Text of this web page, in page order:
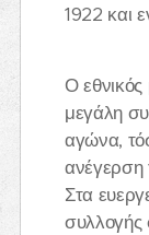
1922 και
Ο εθνικός
μεγάλη
αγώνα,
ανέγερση
Στα
συλλογής